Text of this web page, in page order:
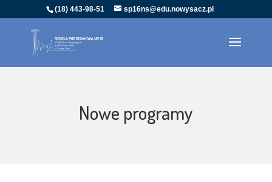
(18) 443-98-51 sp16ns@edu.nowysacz.pl
Nowe programy